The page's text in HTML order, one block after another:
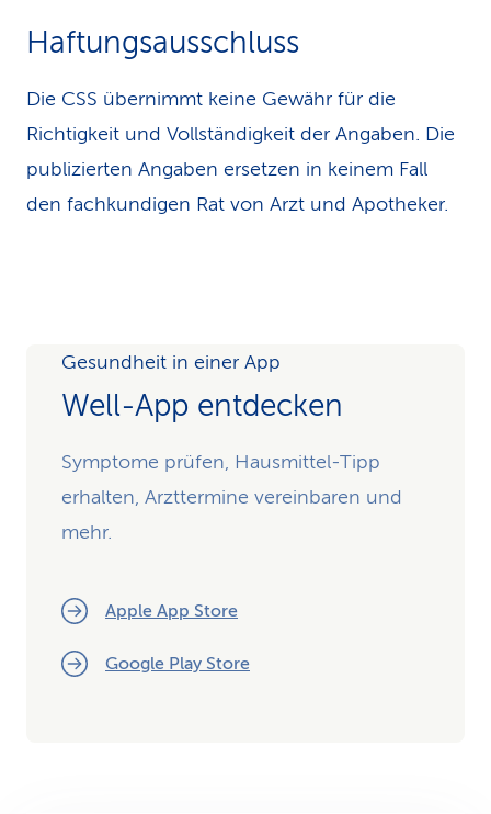
Haftungsausschluss
Die CSS übernimmt keine Gewähr für die
Richtigkeit und Vollständigkeit der Angaben. Die
publizierten Angaben ersetzen in keinem Fall
den fachkundigen Rat von Arzt und Apotheker.
Gesundheit in einer App
Well-App entdecken
Symptome prüfen, Hausmittel-Tipp
erhalten, Arzttermine vereinbaren und
mehr.
Apple App Store
Google Play Store